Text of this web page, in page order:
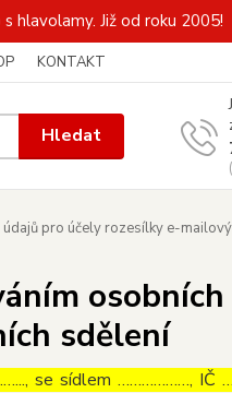
hlavolamy. Již od roku 2005!
KONTAKT
Hledat
pro účely rozesílky e-
sdělení
se sídlem ………………, IČ